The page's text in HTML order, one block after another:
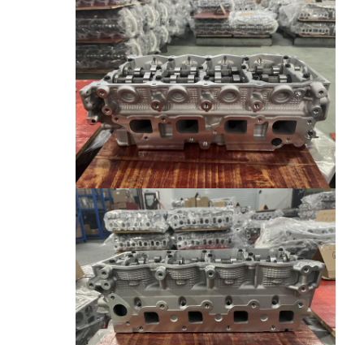
حولنا
جولة في المصنع
مراقبة الجودة
اتصل بنا
الدردشة الآن
محرك أسطوانة قالب
كامل الاسطوانة
محرك الاسطوانة
محرك عمود